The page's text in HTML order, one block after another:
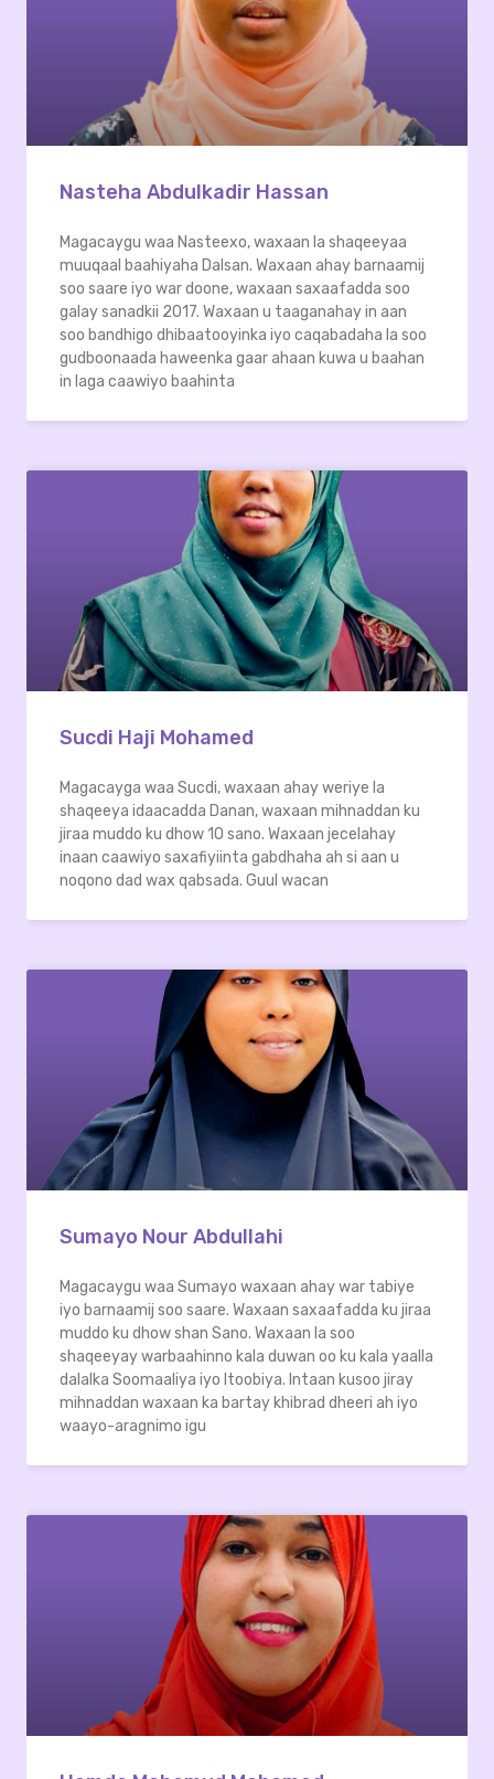
Nasteha Abdulkadir Hassan
Magacaygu waa Nasteexo, waxaan la shaqeeyaa
muuqaal baahiyaha Dalsan. Waxaan ahay barnaamij
soo saare iyo war doone, waxaan saxaafadda soo
galay sanadkii 2017. Waxaan u taaganahay in aan
soo bandhigo dhibaatooyinka iyo caqabadaha la soo
gudboonaada haweenka gaar ahaan kuwa u baahan
in laga caawiyo baahinta
Sucdi Haji Mohamed
Magacayga waa Sucdi, waxaan ahay weriye la
shaqeeya idaacadda Danan, waxaan mihnaddan ku
jiraa muddo ku dhow 10 sano. Waxaan jecelahay
inaan caawiyo saxafiyiinta gabdhaha ah si aan u
noqono dad wax qabsada. Guul wacan
Sumayo Nour Abdullahi
Magacaygu waa Sumayo waxaan ahay war tabiye
iyo barnaamij soo saare. Waxaan saxaafadda ku jiraa
muddo ku dhow shan Sano. Waxaan la soo
shaqeeyay warbaahinno kala duwan oo ku kala yaalla
dalalka Soomaaliya iyo Itoobiya. Intaan kusoo jiray
mihnaddan waxaan ka bartay khibrad dheeri ah iyo
waayo-aragnimo igu